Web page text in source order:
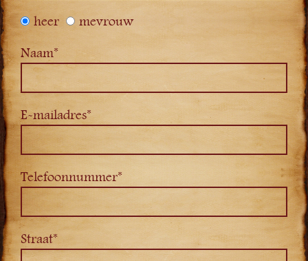
heer
mevrouw
Naam*
E-mailadres*
Telefoonnummer*
Straat*